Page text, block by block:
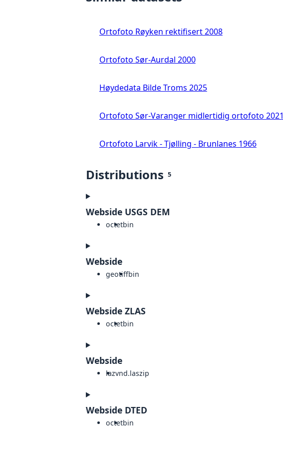
Ortofoto Røyken rektifisert 2008
Ortofoto Sør-Aurdal 2000
Høydedata Bilde Troms 2025
Ortofoto Sør-Varanger midlertidig ortofoto 2021
Ortofoto Larvik - Tjølling - Brunlanes 1966
Distributions 5
Webside USGS DEM
octetbin
Webside
geotiffbin
Webside ZLAS
octetbin
Webside
lazvnd.laszip
Webside DTED
octetbin